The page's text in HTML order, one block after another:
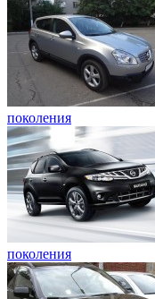
поколения
поколения